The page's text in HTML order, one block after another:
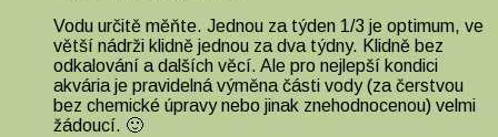
Vodu určitě měňte. Jednou za týden 1/3 je optimum, ve
větší nádrži klidně jednou za dva týdny. Klidně bez
odkalování a dalších věcí. Ale pro nejlepší kondici
akvária je pravidelná výměna části vody (za čerstvou
bez chemické úpravy nebo jinak znehodnocenou) velmi
žádoucí. 🙂